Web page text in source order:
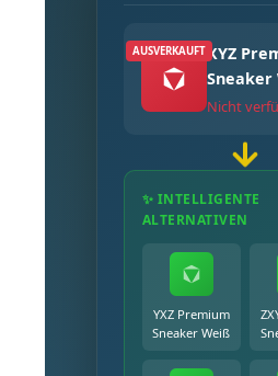
AUSVERKAUFT XYZ
Sneaker
Nicht
✨ INTELLIGENTE
ALTERNATIVEN
YXZ Premium
Sneaker Weiß